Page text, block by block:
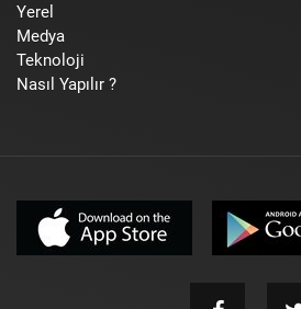
Yerel
Medya
Teknoloji
Nasıl Yapılır ?